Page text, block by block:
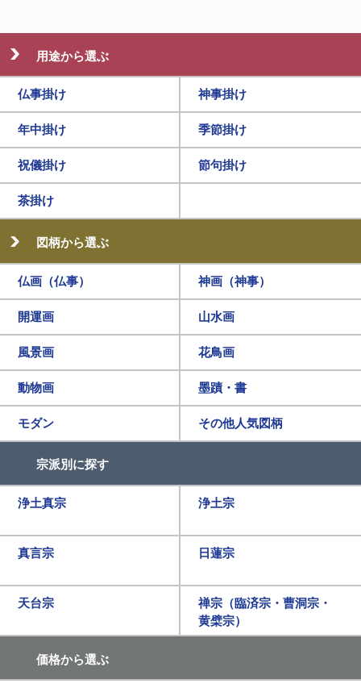
用途から選ぶ
仏事掛け 神事掛け
年中掛け 季節掛け
祝儀掛け 節句掛け
茶掛け
図柄から選ぶ
仏画（仏事） 神画（神事）
開運画 山水画
風景画 花鳥画
動物画 墨蹟・書
モダン その他人気図柄
宗派別に探す
浄土真宗 浄土宗
真言宗 日蓮宗
天台宗
禅宗（臨済宗・曹洞宗・
黄檗宗）
価格から選ぶ